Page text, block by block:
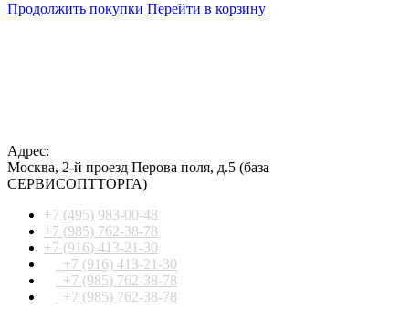
Продолжить покупки Перейти в корзину
Адрес:
Москва, 2-й проезд Перова поля, д.5 (база
СЕРВИСОПТТОРГА)
+7 (495) 983-00-48
+7 (985) 762-38-78
+7 (916) 413-21-30
+7 (916) 413-21-30
+7 (985) 762-38-78
+7 (985) 762-38-78